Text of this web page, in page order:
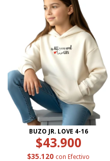
BUZO JR. LOVE 4-16
$43.900
$35.120 con Efectivo